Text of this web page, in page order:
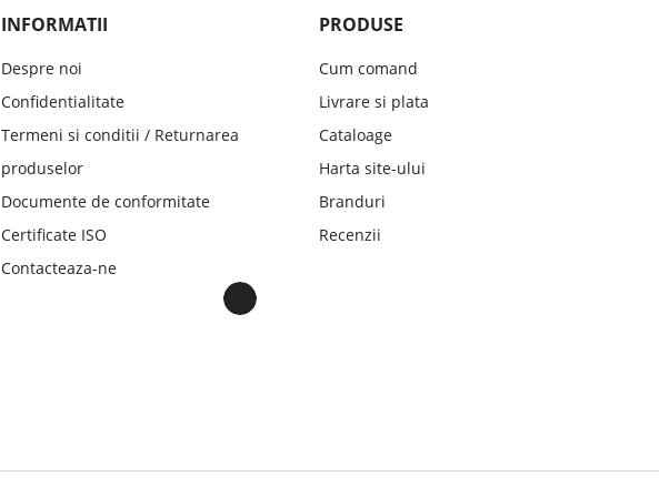
INFORMATII
Despre noi
Confidentialitate
Termeni si conditii / Returnarea
produselor
Documente de conformitate
Certificate ISO
Contacteaza-ne
PRODUSE
Cum comand
Livrare si plata
Cataloage
Harta site-ului
Branduri
Recenzii